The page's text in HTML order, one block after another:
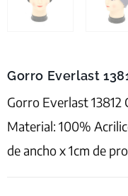
Gorro Everlast
Gorro Everlast 13812
Material: 100%
de ancho x 1cm de